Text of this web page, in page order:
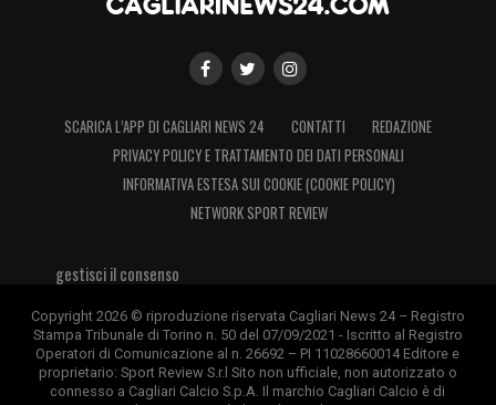
SCARICA L’APP DI CAGLIARI NEWS 24 CONTATTI
REDAZIONE
PRIVACY POLICY E TRATTAMENTO DEI DATI PERSONALI
INFORMATIVA ESTESA SUI COOKIE (COOKIE POLICY)
NETWORK SPORT REVIEW
gestisci il consenso
Copyright 2026 © riproduzione riservata Cagliari News 24 – Registro
Stampa Tribunale di Torino n. 50 del 07/09/2021 - Iscritto al Registro
Operatori di Comunicazione al n. 26692 – PI 11028660014 Editore e
proprietario: Sport Review S.r.l Sito non ufficiale, non autorizzato o
connesso a Cagliari Calcio S.p.A. Il marchio Cagliari Calcio è di